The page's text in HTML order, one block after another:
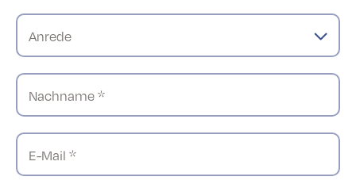
Anrede
Nachname *
E-Mail *